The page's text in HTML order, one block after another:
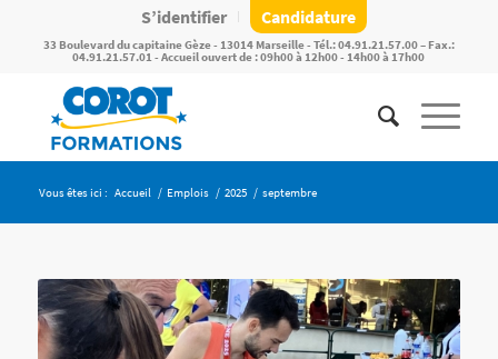
S’identifier Candidature
33 Boulevard du capitaine Gèze - 13014 Marseille - Tél.: 04.91.21.57.00 – Fax.:
04.91.21.57.01 - Accueil ouvert de : 09h00 à 12h00 - 14h00 à 17h00
Vous êtes ici : Accueil / Emplois / 2025 / septembre